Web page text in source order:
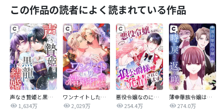
この作品の読者によく読まれている作品
声なき贄姫と黒龍の結婚
1,634万
ワンナイトした男は結婚相手でした
2,029万
悪役令嬢なのに、狼公爵様に発情されてます
254.4万
薄幸華族令嬢は時を戻りて返り咲く
274.0万